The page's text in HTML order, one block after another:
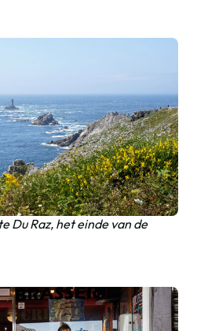
Du Raz, het einde van de